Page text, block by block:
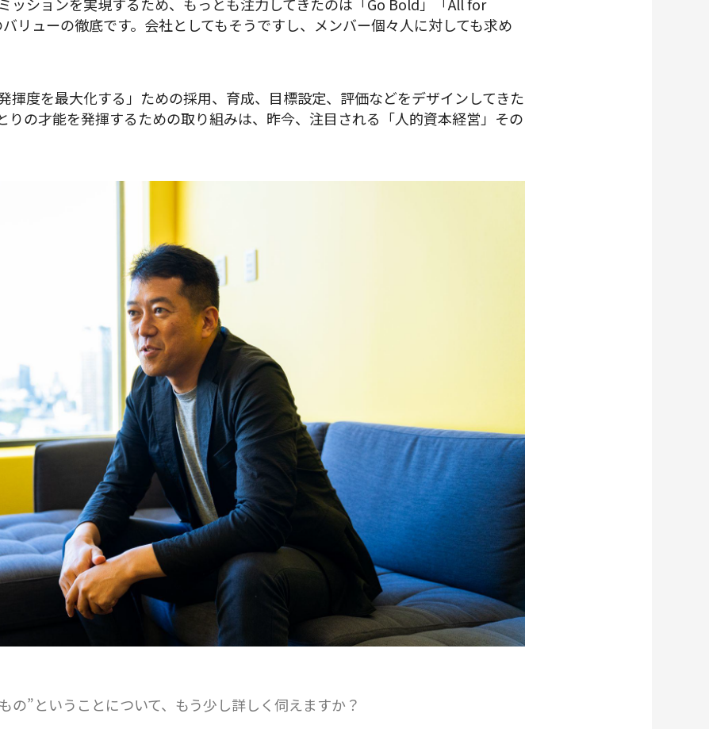
ッションを実現するため、もっとも注力してきたのは「Go Bold」「All for
リューの徹底です。会社としてもそうですし、メンバー個々人に対しても求め
揮度を最大化する」ための採用、育成、目標設定、評価などをデザインしてきた
りの才能を発揮するための取り組みは、昨今、注目される「人的資本経営」その
”ということについて、もう少し詳しく伺えますか？